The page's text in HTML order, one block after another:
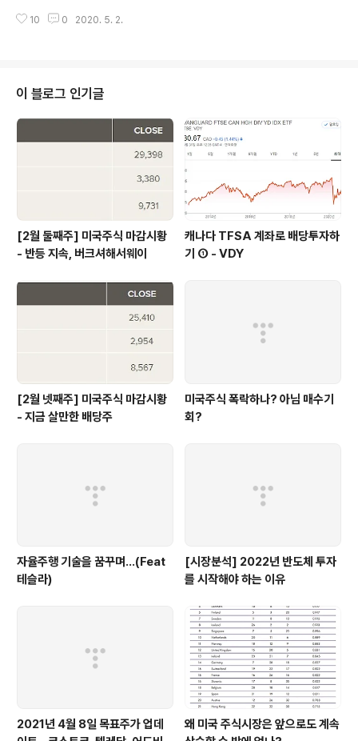
다. Visa는 "네트워크와 그 밖의 모든 곳에서 모든 거래를
혁명의 가장 큰 수혜 예상 자율주행차량, AIOT (사물 인공
오늘은 이분야 가장 대표적인 ETF인 SOXX를 소개하고자
한다. SOXX는 블랙록에서 운영하는 필라델피아 반도체
지수를 추종하는 섹터 투자 펀드이다. 이 펀드에는 메모리/
비메모리 반도체 회사 뿐만 아니라 그래픽 칩, 통신 칩, 각
종 반도체 장비를 생산하는 업체까지 포함하는 종합 반도
10 0 2020. 5. 2.
이 블로그 인기글
[2월 둘째주] 미국주식 마감시황
- 반등 지속, 버크셔해서웨이
캐나다 TFSA 계좌로 배당투자하
기 ① - VDY
[2월 넷째주] 미국주식 마감시황
- 지금 살만한 배당주
미국주식 폭락하나? 아님 매수기
회?
자율주행 기술을 꿈꾸며...(Feat
테슬라)
[시장분석] 2022년 반도체 투자
를 시작해야 하는 이유
2021년 4월 8일 목표주가 업데
왜 미국 주식시장은 앞으로도 계속